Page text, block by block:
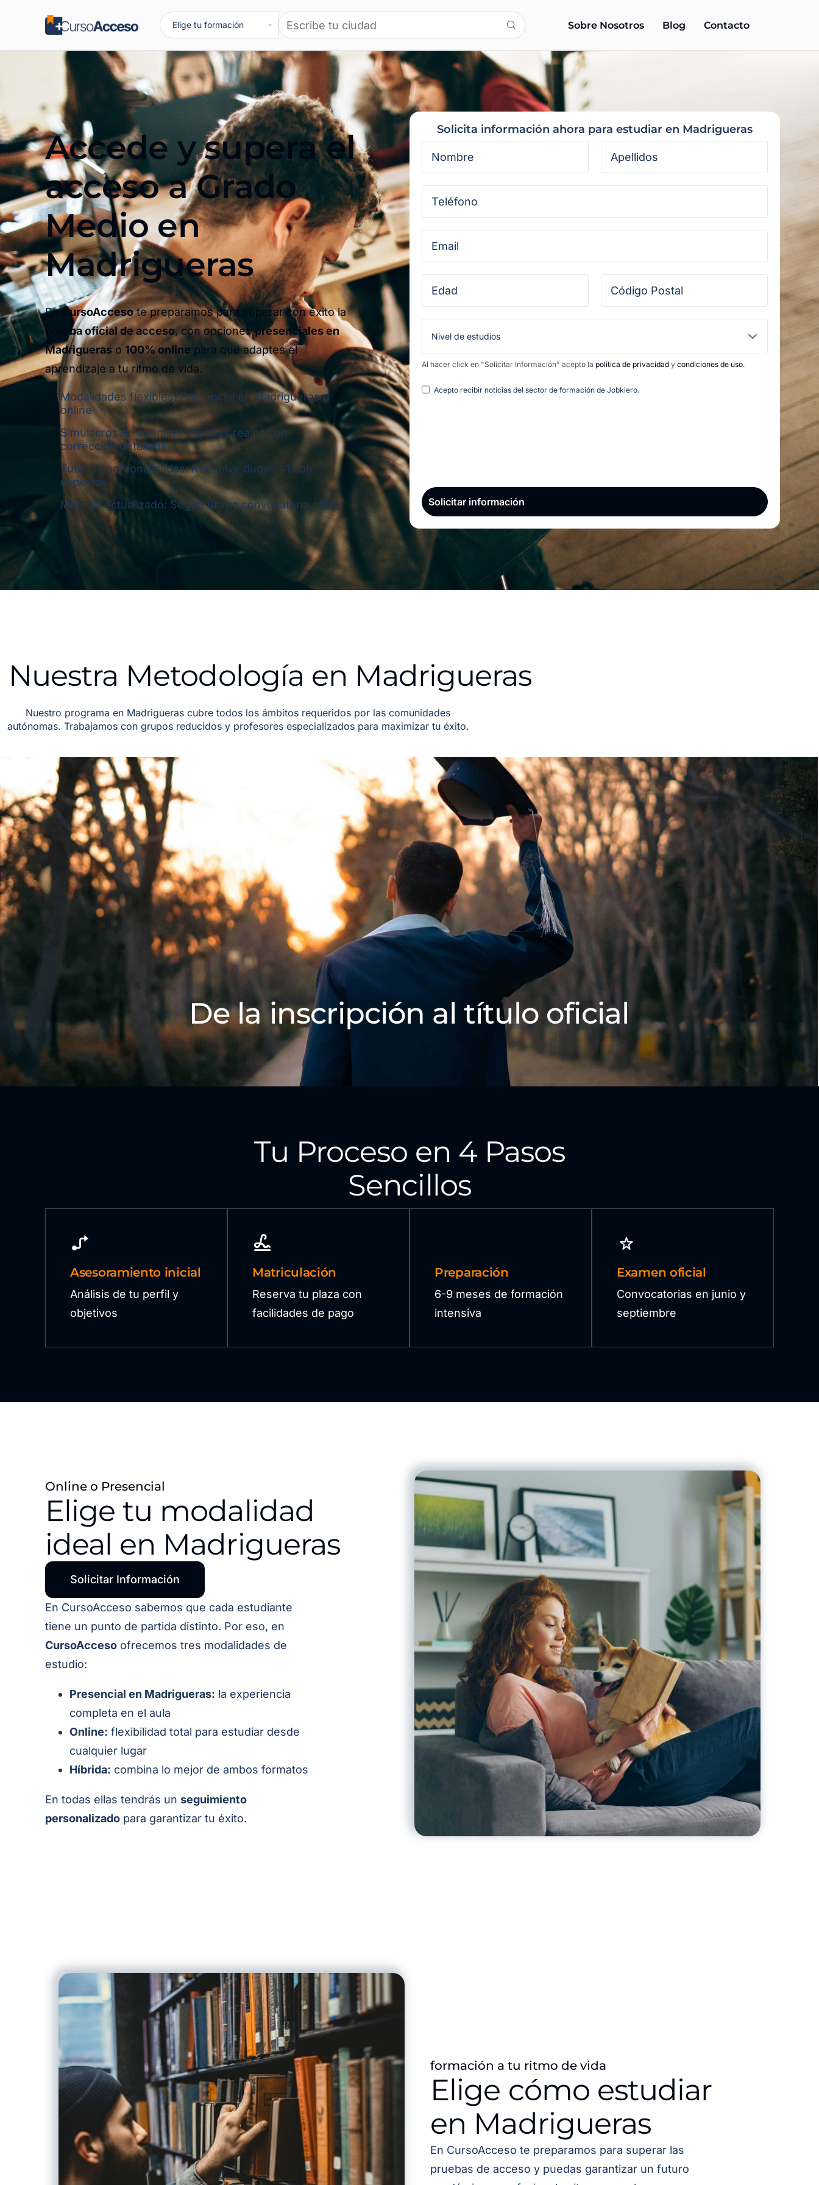
Sobre Nosotros Blog Contacto
Accede y supera el
acceso a Grado
Medio en
Madrigueras
EnCursoAccesote preparamos para superar con éxito la
prueba oficial de acceso, con opcionespresenciales en
Madrigueras o 100% online para que adaptes el
aprendizaje a tu ritmo de vida.
Modalidades flexibles: Presencial en Madrigueras u
online
Simulacros de examen: Pruebas reales con
corrección detallada
Tutorías personalizadas: Resuelve dudas 1:1 con
expertos
Material actualizado: Según última convocatoria oficial
Solicita información ahora para estudiar en Madrigueras
Al hacer click en "Solicitar Información" acepto la política de privacidad y condiciones de uso.
Acepto recibir noticias del sector de formación de Jobkiero.
Nuestra Metodología en Madrigueras
Nuestro programa en Madrigueras cubre todos los ámbitos requeridos por las comunidades
autónomas. Trabajamos con grupos reducidos y profesores especializados para maximizar tu éxito.
De la inscripción al título oficial
Tu Proceso en 4 Pasos
Sencillos
Asesoramiento inicial
Análisis de tu perfil y
objetivos
Matriculación
Reserva tu plaza con
facilidades de pago
Preparación
6-9 meses de formación
intensiva
Examen oficial
Convocatorias en junio y
septiembre
Online o Presencial
Elige tu modalidad
ideal en Madrigueras
Solicitar Información
En CursoAcceso sabemos que cada estudiante
tiene un punto de partida distinto. Por eso, en
CursoAcceso ofrecemos tres modalidades de
estudio:
Presencial en Madrigueras: la experiencia
completa en el aula
Online: flexibilidad total para estudiar desde
cualquier lugar
Híbrida: combina lo mejor de ambos formatos
En todas ellas tendrás un seguimiento
personalizado para garantizar tu éxito.
formación a tu ritmo de vida
Elige cómo estudiar
en Madrigueras
En CursoAcceso te preparamos para superar las
pruebas de acceso y puedas garantizar un futuro